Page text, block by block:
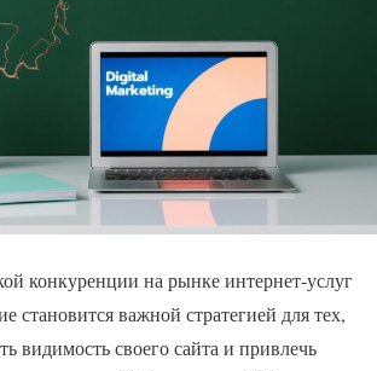
конкуренции на рынке интернет-услуг
становится важной стратегией для тех,
видимость своего сайта и привлечь